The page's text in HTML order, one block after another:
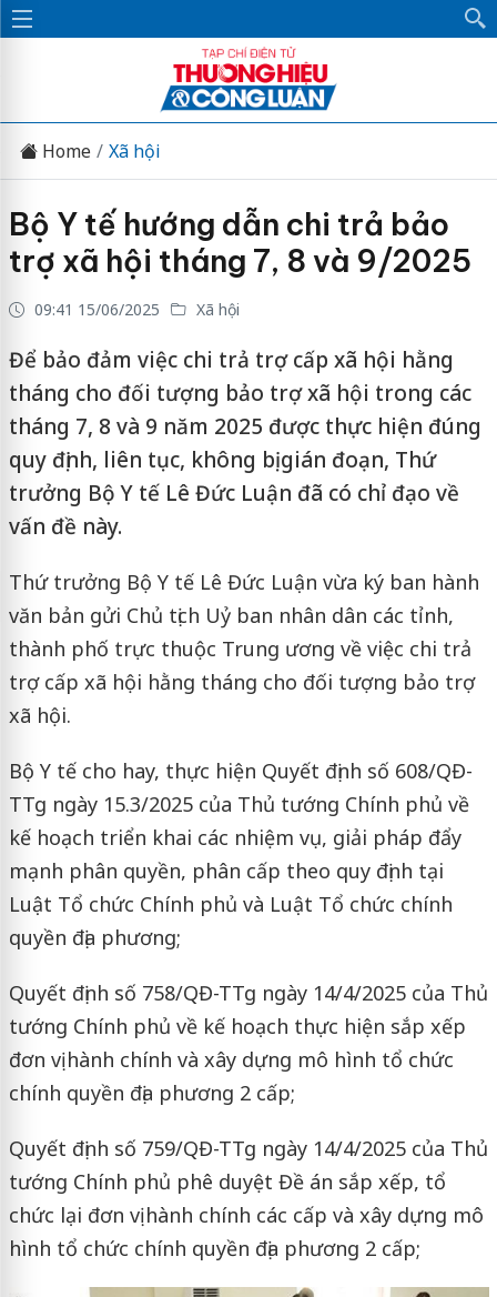
Home Xã hội
Bộ Y tế hướng dẫn chi trả bảo
trợ xã hội tháng 7, 8 và 9/2025
09:41 15/06/2025 Xã hội
Để bảo đảm việc chi trả trợ cấp xã hội hằng
tháng cho đối tượng bảo trợ xã hội trong các
tháng 7, 8 và 9 năm 2025 được thực hiện đúng
quy định, liên tục, không bị gián đoạn, Thứ
trưởng Bộ Y tế Lê Đức Luận đã có chỉ đạo về
vấn đề này.
Thứ trưởng Bộ Y tế Lê Đức Luận vừa ký ban hành
văn bản gửi Chủ tịch Uỷ ban nhân dân các tỉnh,
thành phố trực thuộc Trung ương về việc chi trả
trợ cấp xã hội hằng tháng cho đối tượng bảo trợ
xã hội.
Bộ Y tế cho hay, thực hiện Quyết định số 608/QĐ-
TTg ngày 15.3/2025 của Thủ tướng Chính phủ về
kế hoạch triển khai các nhiệm vụ, giải pháp đẩy
mạnh phân quyền, phân cấp theo quy định tại
Luật Tổ chức Chính phủ và Luật Tổ chức chính
quyền địa phương;
Quyết định số 758/QĐ-TTg ngày 14/4/2025 của Thủ
tướng Chính phủ về kế hoạch thực hiện sắp xếp
đơn vị hành chính và xây dựng mô hình tổ chức
chính quyền địa phương 2 cấp;
Quyết định số 759/QĐ-TTg ngày 14/4/2025 của Thủ
tướng Chính phủ phê duyệt Đề án sắp xếp, tổ
chức lại đơn vị hành chính các cấp và xây dựng mô
hình tổ chức chính quyền địa phương 2 cấp;